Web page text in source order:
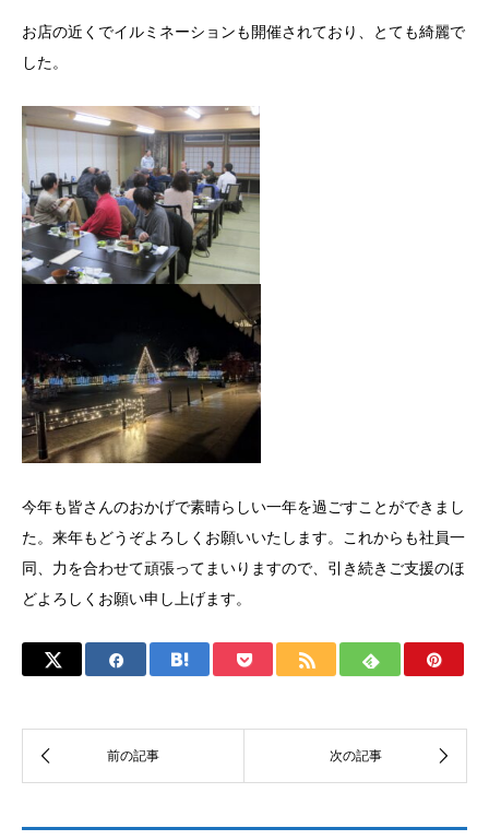
お店の近くでイルミネーションも開催されており、とても綺麗で
した。
今年も皆さんのおかげで素晴らしい一年を過ごすことができまし
た。来年もどうぞよろしくお願いいたします。これからも社員一
同、力を合わせて頑張ってまいりますので、引き続きご支援のほ
どよろしくお願い申し上げます。